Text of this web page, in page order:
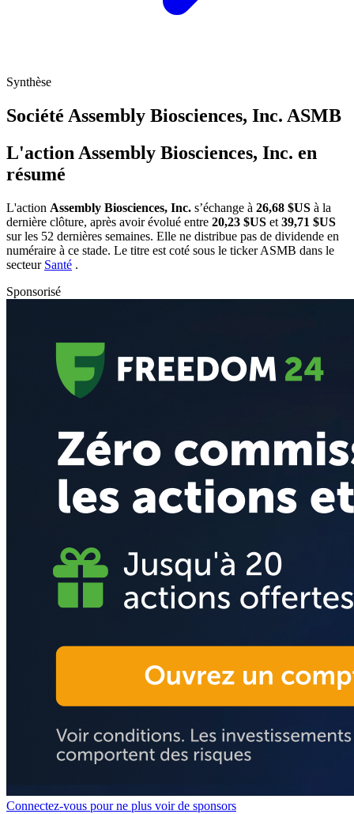
Synthèse
Société Assembly Biosciences, Inc. ASMB
L'action Assembly Biosciences, Inc. en
résumé
L'action Assembly Biosciences, Inc. s’échange à 26,68 $US à la
dernière clôture, après avoir évolué entre 20,23 $US et 39,71 $US
sur les 52 dernières semaines. Elle ne distribue pas de dividende en
numéraire à ce stade. Le titre est coté sous le tickerASMB dans le
secteur Santé .
Sponsorisé
Connectez-vous pour ne plus voir de sponsors